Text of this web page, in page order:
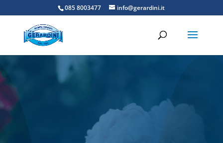
085 8003477 info@gerardini.it